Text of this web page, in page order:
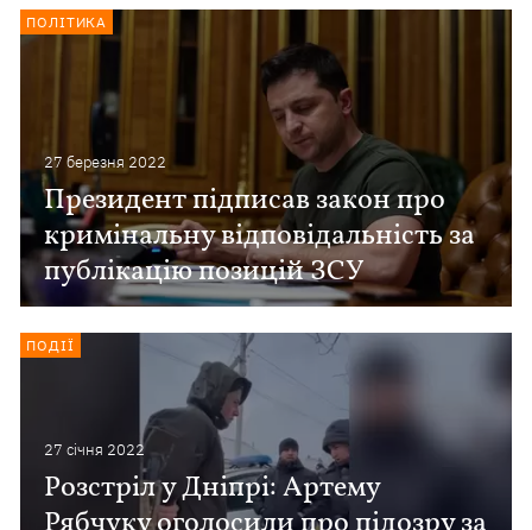
27 березня 2022
Президент підписав закон про
кримінальну відповідальність за
публікацію позицій ЗСУ
ПОЛІТИКА
27 сiчня 2022
Розстріл у Дніпрі: Артему
ПОДІЇ